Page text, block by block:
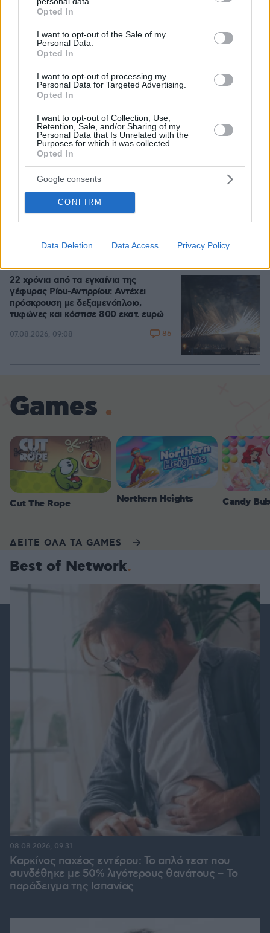
grant or deny consent to Google and its third-party tags to
use your data for below specified purposes in below Google
consent section.
Opted In
I want to opt-out of the Sale of my
Personal Data.
Opted In
I want to opt-out of processing my
Personal Data for Targeted Advertising.
Opted In
I want to opt-out of Collection, Use,
Retention, Sale, and/or Sharing of my
Personal Data that Is Unrelated with the
Purposes for which it was collected.
Opted In
Google consents
CONFIRM
Data Deletion Data Access Privacy Policy
08.08.2026, 08:10
Η φωτογραφία του Τσιτσιπά αγκαλιά
με τη σύντροφό του στην Ελβετία και
η βραδινή έξοδός τους για φαγητό
08.08.2026, 09:14
Εντυπωσιάζει με την εμφάνισή της η
σύζυγος του Τζέντι Όσμαν στις
διακοπές τους στην Τουρκία, βίντεο
22 χρόνια από τα εγκαίνια της
γέφυρας Ρίου-Αντιρρίου: Αντέχει
πρόσκρουση με δεξαμενόπλοιο,
τυφώνες και κόστισε 800 εκατ. ευρώ
07.08.2026, 09:08 86
Games
Cut The Rope Northern Heights Candy
ΔΕΙΤΕ ΟΛΑ ΤΑ GAMES
Best of Network
Καρκίνος παχέος εντέρου: Το απλό τεστ που
συνδέθηκε με 50% λιγότερους θανάτους – Το
παράδειγμα της Ισπανίας
08.08.2026, 09:31